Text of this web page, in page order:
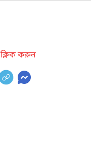
করুন